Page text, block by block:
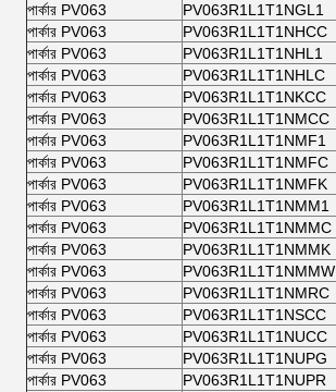
পার্কার PV063
PV063R1L1T1NGL1
পার্কার PV063
PV063R1L1T1NHCC
পার্কার PV063
PV063R1L1T1NHL1
পার্কার PV063
PV063R1L1T1NHLC
পার্কার PV063
PV063R1L1T1NKCC
পার্কার PV063
PV063R1L1T1NMCC
পার্কার PV063
PV063R1L1T1NMF1
পার্কার PV063
PV063R1L1T1NMFC
পার্কার PV063
PV063R1L1T1NMFK
পার্কার PV063
PV063R1L1T1NMM1
পার্কার PV063
PV063R1L1T1NMMC
পার্কার PV063
PV063R1L1T1NMMK
পার্কার PV063
PV063R1L1T1NMMW
পার্কার PV063
PV063R1L1T1NMRC
পার্কার PV063
PV063R1L1T1NSCC
পার্কার PV063
PV063R1L1T1NUCC
পার্কার PV063
PV063R1L1T1NUPG
পার্কার PV063
PV063R1L1T1NUPR